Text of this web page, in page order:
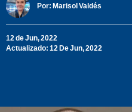
Por: Marisol Valdés
12 de Jun, 2022
Actualizado: 12 De Jun, 2022